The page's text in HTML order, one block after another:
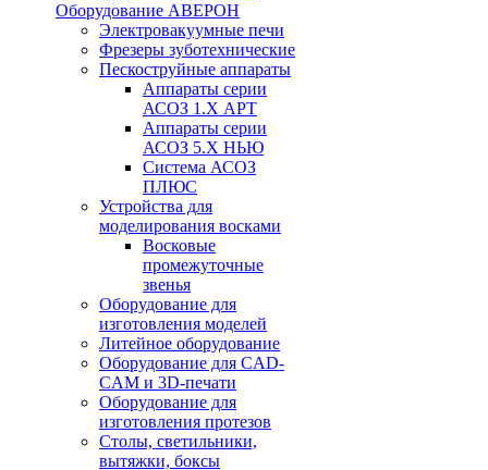
Оборудование АВЕРОН
Электровакуумные печи
Фрезеры зуботехнические
Пескоструйные аппараты
Аппараты серии
АСОЗ 1.Х АРТ
Аппараты серии
АСОЗ 5.Х НЬЮ
Система АСОЗ
ПЛЮС
Устройства для
моделирования восками
Восковые
промежуточные
звенья
Оборудование для
изготовления моделей
Литейное оборудование
Оборудование для CAD-
CAM и 3D-печати
Оборудование для
изготовления протезов
Cтолы, светильники,
вытяжки, боксы